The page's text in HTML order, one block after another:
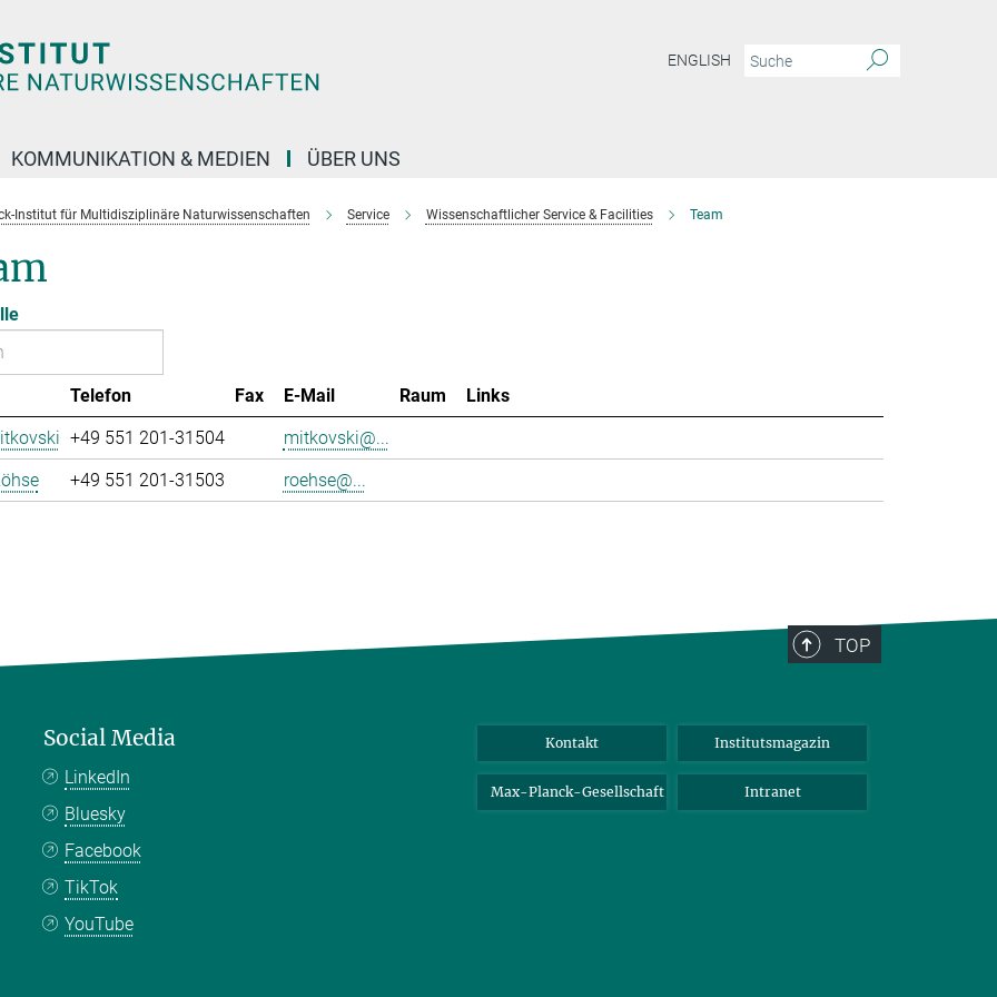
ENGLISH
KOMMUNIKATION & MEDIEN ÜBER UNS
Institut für Multidisziplinäre Naturwissenschaften Service Wissenschaftlicher Service & Facilities Team
Telefon Fax E-Mail Raum
Links
+49 551 201-31504
mitkovski@...
+49 551 201-31503 roehse@...
TOP
Social Media
LinkedIn
Bluesky
Facebook
TikTok
YouTube
Kontakt Institutsmagazin
Max-Planck-Gesellschaft Intranet